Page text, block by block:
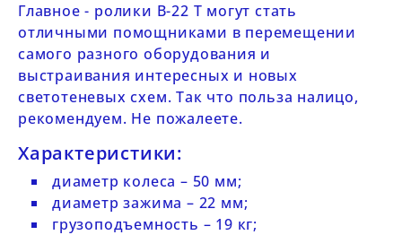
Главное - ролики B-22 Т могут стать
отличными помощниками в перемещении
самого разного оборудования и
выстраивания интересных и новых
светотеневых схем. Так что польза налицо,
рекомендуем. Не пожалеете.
Характеристики:
диаметр колеса – 50 мм;
диаметр зажима – 22 мм;
грузоподъемность – 19 кг;